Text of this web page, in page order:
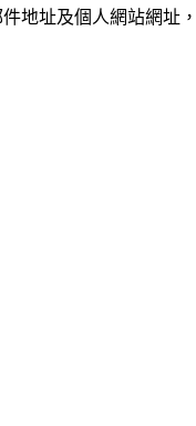
地址及個人網站網址